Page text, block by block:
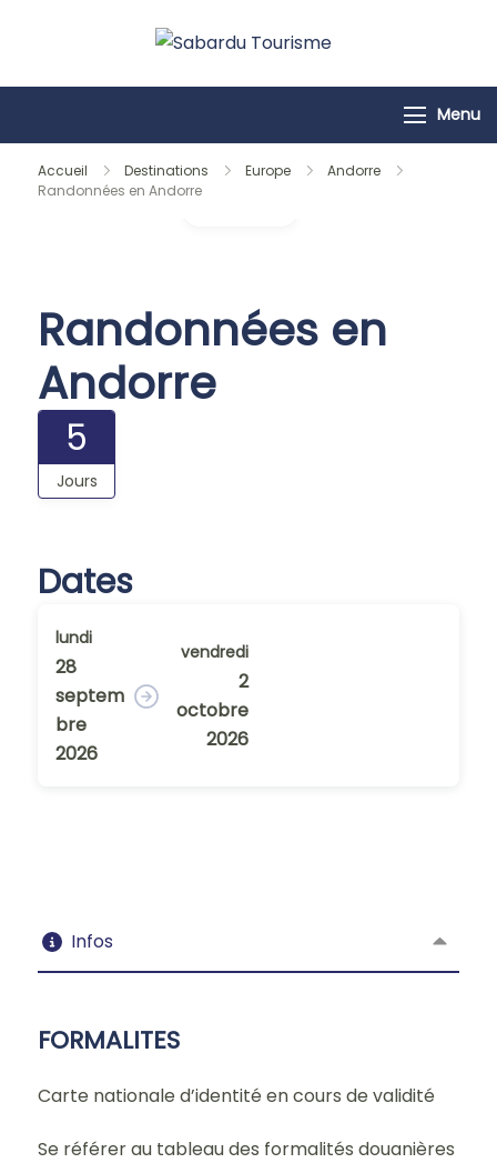
Tourisme
Menu
Accueil Destinations Europe
Andorre
Randonnées en Andorre
Randonnées en
Andorre
5
Jours
Dates
lundi
28
septem
bre
2026
vendredi
2
octobre
2026
Infos
FORMALITES
Carte nationale d’identité en cours de validité
Se référer au tableau des formalités douanières